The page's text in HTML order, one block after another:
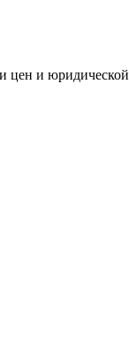
цен и